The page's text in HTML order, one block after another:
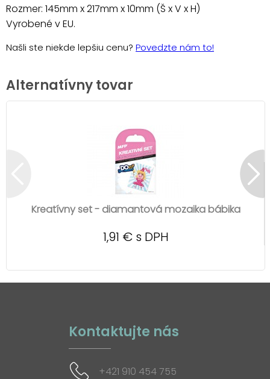
Rozmer: 145mm x 217mm x 10mm (Š x V x H)
Vyrobené v EU.
Našli ste niekde lepšiu cenu? Povedzte nám to!
Alternatívny tovar
Kreatívny set - diamantová mozaika bábika
1,91 € s DPH
Kontaktujte nás
+421 910 454 755